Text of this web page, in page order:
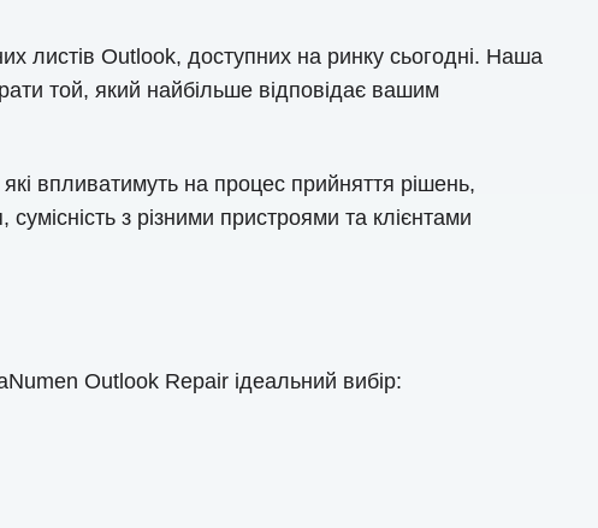
листів Outlook, доступних на ринку сьогодні. Наша
той, який найбільше відповідає вашим
впливатимуть на процес прийняття рішень,
з різними пристроями та клієнтами
Outlook Repair ідеальний вибір: